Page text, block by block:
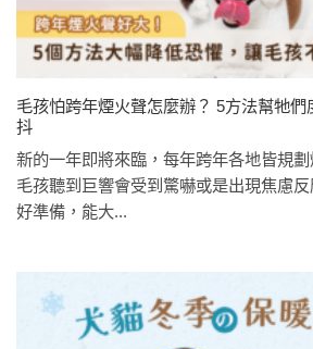
毛孩怕跨年煙火聲怎麼辦？ 5方法幫牠
抖
新的一年即將來臨，每年跨年各地皆規
毛孩聽到巨響會受到驚嚇或是出現焦慮
好準備，能大...